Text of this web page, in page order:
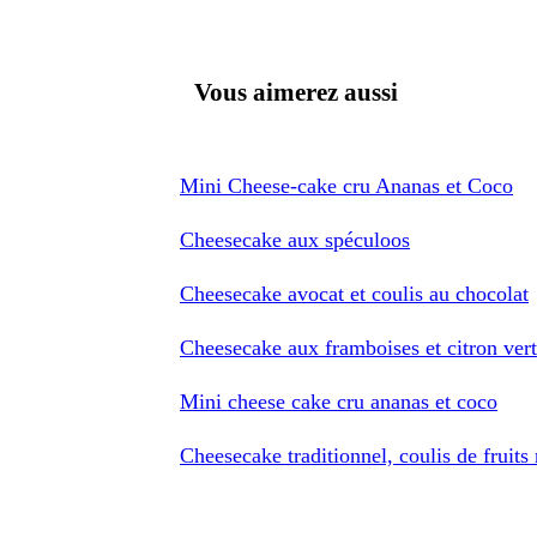
Vous aimerez aussi
Mini Cheese-cake cru Ananas et Coco
Cheesecake aux spéculoos
Cheesecake avocat et coulis au chocolat
Cheesecake aux framboises et citron vert
Mini cheese cake cru ananas et coco
Cheesecake traditionnel, coulis de fruits